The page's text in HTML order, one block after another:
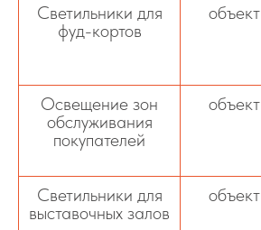
Светильники для
фуд-кортов
объект
Освещение зон
обслуживания
покупателей
объект
Светильники для
выставочных залов
объект